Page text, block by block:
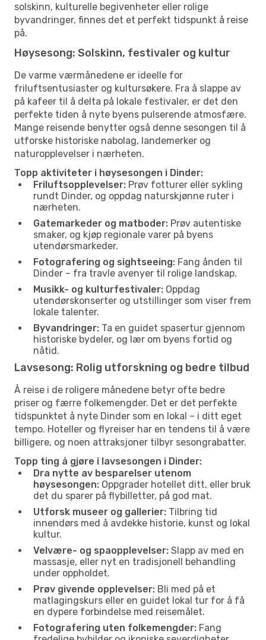
solskinn, kulturelle begivenheter eller rolige
byvandringer, finnes det et perfekt tidspunkt å reise
på.
Høysesong: Solskinn, festivaler og kultur
De varme værmånedene er ideelle for
friluftsentusiaster og kultursøkere. Fra å slappe av
på kafeer til å delta på lokale festivaler, er det den
perfekte tiden å nyte byens pulserende atmosfære.
Mange reisende benytter også denne sesongen til å
utforske historiske nabolag, landemerker og
naturopplevelser i nærheten.
Topp aktiviteter i høysesongen i Dinder:
Friluftsopplevelser: Prøv fotturer eller sykling
rundt Dinder, og oppdag naturskjønne ruter i
nærheten.
Gatemarkeder og matboder: Prøv autentiske
smaker, og kjøp regionale varer på byens
utendørsmarkeder.
Fotografering og sightseeing: Fang ånden til
Dinder – fra travle avenyer til rolige landskap.
Musikk- og kulturfestivaler: Oppdag
utendørskonserter og utstillinger som viser frem
lokale talenter.
Byvandringer: Ta en guidet spasertur gjennom
historiske bydeler, og lær om byens fortid og
nåtid.
Lavsesong: Rolig utforskning og bedre tilbud
Å reise i de roligere månedene betyr ofte bedre
priser og færre folkemengder. Det er det perfekte
tidspunktet å nyte Dinder som en lokal – i ditt eget
tempo. Hoteller og flyreiser har en tendens til å være
billigere, og noen attraksjoner tilbyr sesongrabatter.
Topp ting å gjøre i lavsesongen i Dinder:
Dra nytte av besparelser utenom
høysesongen: Oppgrader hotellet ditt, eller bruk
det du sparer på flybilletter, på god mat.
Utforsk museer og gallerier: Tilbring tid
innendørs med å avdekke historie, kunst og lokal
kultur.
Velvære- og spaopplevelser: Slapp av med en
massasje, eller nyt en tradisjonell behandling
under oppholdet.
Prøv givende opplevelser: Bli med på et
matlagingskurs eller en guidet lokal tur for å få
en dypere forbindelse med reisemålet.
Fotografering uten folkemengder: Fang